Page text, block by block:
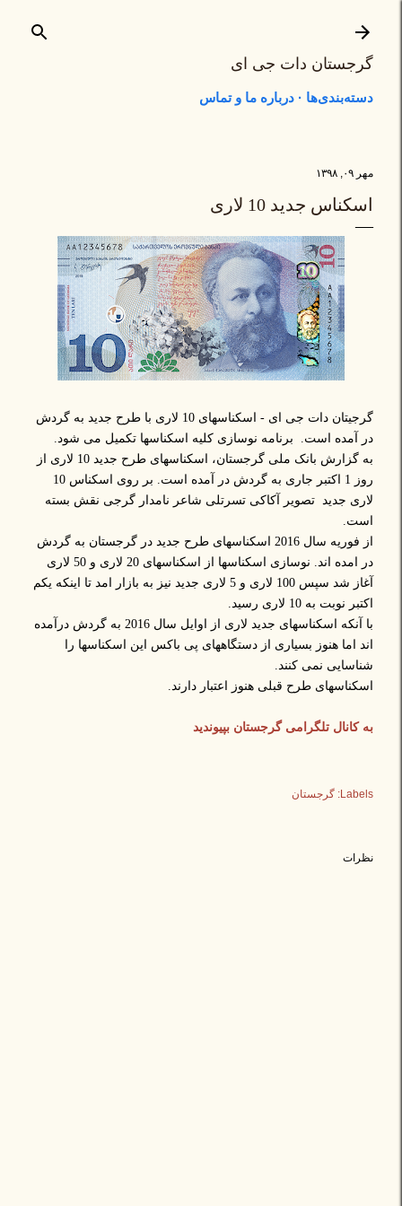
گرجستان دات جی ای
دسته‌بندی‌ها درباره ما و تماس
مهر ۰۹, ۱۳۹۸
اسکناس جدید 10 لاری
گرجیتان دات جی ای - اسکناسهای 10 لاری با طرح جدید به گردش
در آمده است. برنامه نوسازی کلیه اسکناسها تکمیل می شود.
به گزارش بانک ملی گرجستان، اسکناسهای طرح جدید 10 لاری از
روز 1 اکتبر جاری به گردش در آمده است. بر روی اسکناس 10
لاری جدید تصویر آکاکی تسرتلی شاعر نامدار گرجی نقش بسته
است.
از فوریه سال 2016 اسکناسهای طرح جدید در گرجستان به گردش
در امده اند. نوسازی اسکناسها از اسکناسهای 20 لاری و 50 لاری
آغاز شد سپس 100 لاری و 5 لاری جدید نیز به بازار امد تا اینکه یکم
اکتبر نوبت به 10 لاری رسید.
با آنکه اسکناسهای جدید لاری از اوایل سال 2016 به گردش درآمده
اند اما هنوز بسیاری از دستگاههای پی باکس این اسکناسها را
شناسایی نمی کنند.
اسکناسهای طرح قبلی هنوز اعتبار دارند.
به کانال تلگرامی گرجستان بپیوندید
Labels: گرجستان
نظرات